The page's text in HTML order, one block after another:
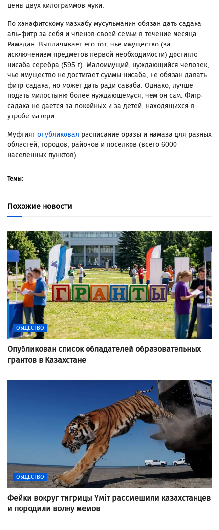
цены двух килограммов муки.
По ханафитскому мазхабу мусульманин обязан дать садака
аль-фитр за себя и членов своей семьи в течение месяца
Рамадан. Выплачивает его тот, чье имущество (за
исключением предметов первой необходимости) достигло
нисаба серебра (595 г). Малоимущий, нуждающийся человек,
чье имущество не достигает суммы нисаба, не обязан давать
фитр-садака, но может дать ради саваба. Однако, лучше
подать милостыню более нуждающемуся, чем он сам. Фитр-
садака не дается за покойных и за детей, находящихся в
утробе матери.
Муфтиятопубликовал расписание оразы и намаза для разных
областей, городов, районов и поселков (всего 6000
населенных пунктов).
Темы:
Похожие новости
ОБЩЕСТВО
Опубликован список обладателей образовательных
грантов в Казахстане
ОБЩЕСТВО
Фейки вокруг тигрицы Үміт рассмешили казахстанцев
и породили волну мемов